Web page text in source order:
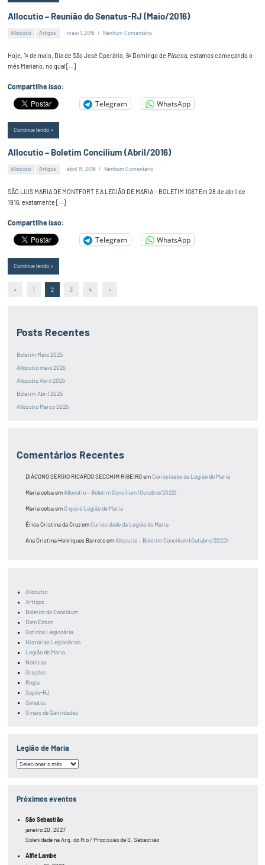
Allocutio – Reunião do Senatus-RJ (Maio/2016)
Allocutio Artigos maio 1, 2016 Nenhum Comentário
Hoje, 1º de maio, Dia de São José Operário, 6º Domingo de Páscoa, estamos começando o
mês Mariano, no qual […]
Compartilhe isso:
Telegram WhatsApp
Continue lendo
Allocutio – Boletim Concilium (Abril/2016)
Allocutio Artigos abril 15, 2016 Nenhum Comentário
SÃO LUIS MARIA DE MONTFORT E A LEGIÃO DE MARIA – BOLETIM 1087 Em 28 de abril de
1916, exatamente […]
Compartilhe isso:
Telegram WhatsApp
Continue lendo
Paginação
«Post
1 2 3 4
Post
»
Posts Recentes
Boletim Maio 2025
Allocutio maio 2025
Allocutio Abril 2025
Boletim Abril 2025
Allocutio Março 2025
Comentários Recentes
DIÁCONO SÉRGIO RICARDO SECCHIM RIBEIROemCuriosidade da Legião de Maria
Maria celsaemAllocutio – Boletim Concilium (Outubro/2022)
Maria celsaemO que é Legião de Maria
Érica Cristina da CruzemCuriosidade da Legião de Maria
Ana Cristina Henriques BarretoemAllocutio – Boletim Concilium (Outubro/2022)
Allocutio
Artigos
Boletim do Concilium
Dom Edson
Gotinha Legionária
Histórias Legionárias
Legião de Maria
Notícias
Orações
Regia
Sejule-RJ
Senatus
Sinais de Santidades
Legião de Maria
Legião
Próximos eventos
São Sebastião
janeiro 20, 2027
Solenidade na Arq. do Rio / Procissão de S. Sebastião
Alfie Lambe